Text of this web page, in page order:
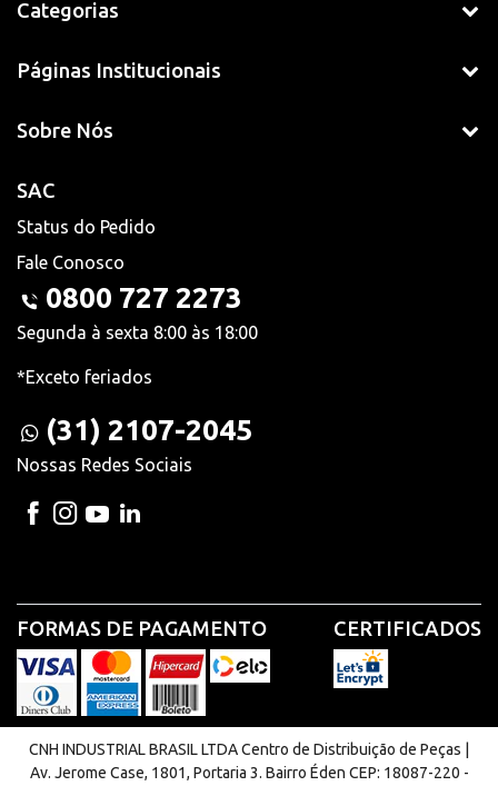
Categorias
Páginas Institucionais
Sobre Nós
SAC
Status do Pedido
Fale Conosco
0800 727 2273
Segunda à sexta 8:00 às 18:00
*Exceto feriados
(31) 2107-2045
Nossas Redes Sociais
FORMAS DE PAGAMENTO CERTIFICADOS
CNH INDUSTRIAL BRASIL LTDA Centro de Distribuição de Peças |
Av. Jerome Case, 1801, Portaria 3. Bairro Éden CEP: 18087-220 -